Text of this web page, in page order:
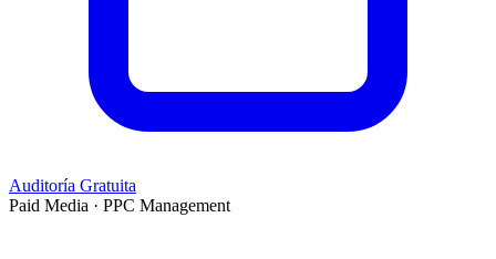
Auditoría Gratuita
Paid Media · PPC Management